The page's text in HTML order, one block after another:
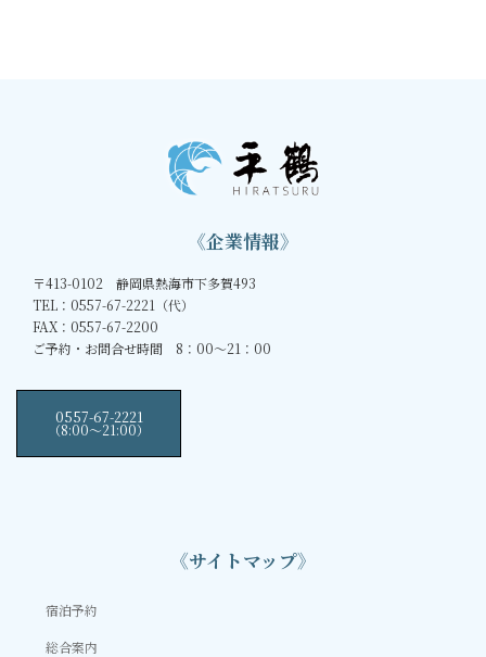
《企業情報》
〒413-0102 静岡県熱海市下多賀493
TEL：0557-67-2221（代）
FAX：0557-67-2200
ご予約・お問合せ時間 8：00～21：00
0557-67-2221
（8:00〜21:00）
《サイトマップ》
宿泊予約
総合案内